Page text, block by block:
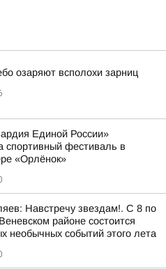
озаряют всполохи зарниц
Единой России»
спортивный фестиваль в
«Орлёнок»
Навстречу звездам!. С 8 по
районе состоится
необычных событий этого лета